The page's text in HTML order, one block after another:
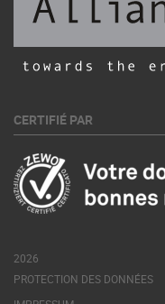
CERTIFIÉ PAR
2026
PROTECTION DES DONNÉES